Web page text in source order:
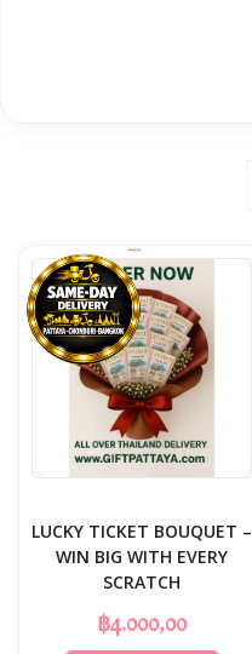
LUCKY TICKET BOUQUET –
WIN BIG WITH EVERY
SCRATCH
฿4.000,00